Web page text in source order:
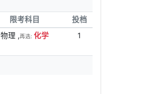
限考科目
投档
物理 ,再选: 化学 1